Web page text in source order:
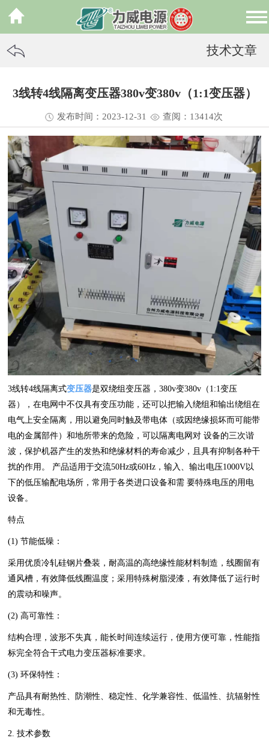
技术文章
3线转4线隔离变压器380v变380v（1:1变压器）
发布时间：2023-12-31 查阅：13414次
3线转4线隔离式变压器是双绕组变压器，380v变380v（1:1变压
器），在电网中不仅具有变压功能，还可以把输入绕组和输出绕组在
电气上安全隔离，用以避免同时触及带电体（或因绝缘损坏而可能带
电的金属部件）和地所带来的危险，可以隔离电网对 设备的三次谐
波，保护机器产生的发热和绝缘材料的寿命减少，且具有抑制各种干
扰的作用。 产品适用于交流50Hz或60Hz，输入、输出电压1000V以
下的低压输配电场所，常用于各类进口设备和需 要特殊电压的用电
设备。
特点
(1) 节能低噪：
采用优质冷轧硅钢片叠装，耐高温的高绝缘性能材料制造，线圈留有
通风槽，有效降低线圈温度；采用特殊树脂浸漆，有效降低了运行时
的震动和噪声。
(2) 高可靠性：
结构合理，波形不失真，能长时间连续运行，使用方便可靠，性能指
标完全符合干式电力变压器标准要求。
(3) 环保特性：
产品具有耐热性、防潮性、稳定性、化学兼容性、低温性、抗辐射性
和无毒性。
2. 技术参数